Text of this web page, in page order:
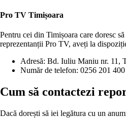
Pro TV Timișoara
Pentru cei din Timișoara care doresc
reprezentanții Pro TV, aveți la
Adresă: Bd. Iuliu Maniu nr. 11,
Număr de telefon: 0256 201 400
Cum să contactezi
Dacă dorești să iei legătura cu un